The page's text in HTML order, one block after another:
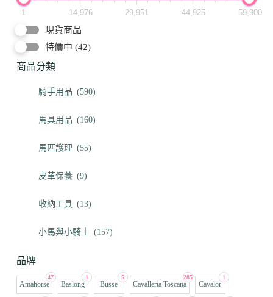
1 14,976 29,951 44,925 59,900
現貨商品
特價中 (42)
商品分類
騎手用品 (590)
馬具用品 (160)
馬匹護理 (55)
皮革保養 (9)
收納工具 (13)
小馬與小騎士 (157)
品牌
47
Amahorse
1
Baslong
5
Busse
285
Cavalleria Toscana
1
Cavalor